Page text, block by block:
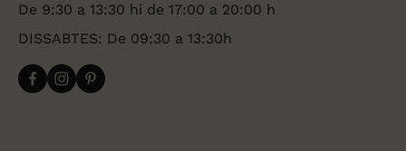
De 9:30 a 13:30 hi de 17:00 a 20:00 h
DISSABTES: De 09:30 a 13:30h